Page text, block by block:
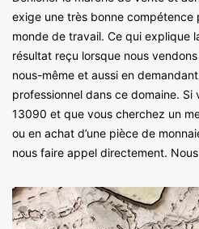
exige une très bonne compétence
monde de travail. Ce qui explique
résultat reçu lorsque nous
nous-même et aussi en demandant
professionnel dans ce domaine. Si
13090 et que vous cherchez un
ou en achat d’une pièce de
nous faire appel directement.